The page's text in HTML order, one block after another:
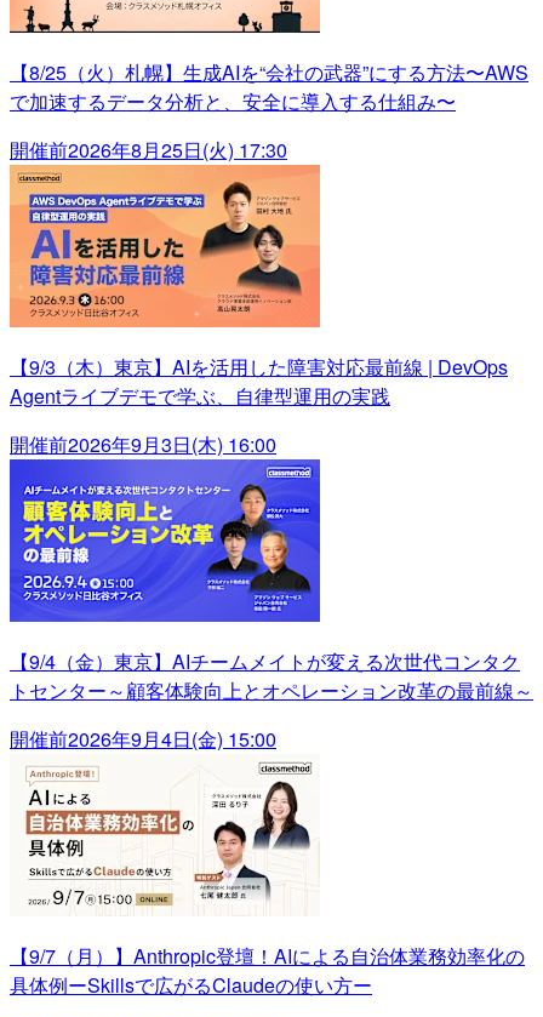
【8/25（火）札幌】生成AIを“会社の武器”にする方法〜AWS
で加速するデータ分析と、安全に導入する仕組み〜
開催前2026年8月25日(火) 17:30
【9/3（木）東京】AIを活用した障害対応最前線 | DevOps
Agentライブデモで学ぶ、自律型運用の実践
開催前2026年9月3日(木) 16:00
【9/4（金）東京】AIチームメイトが変える次世代コンタク
トセンター～顧客体験向上とオペレーション改革の最前線～
開催前2026年9月4日(金) 15:00
【9/7（月）】Anthropic登壇！AIによる自治体業務効率化の
具体例ーSkillsで広がるClaudeの使い方ー